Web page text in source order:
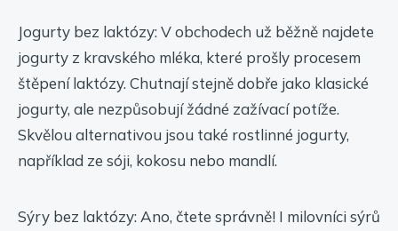
Jogurty bez laktózy: V obchodech už běžně najdete
jogurty z kravského mléka, které prošly procesem
štěpení laktózy. Chutnají stejně dobře jako klasické
jogurty, ale nezpůsobují žádné zažívací potíže.
Skvělou alternativou jsou také rostlinné jogurty,
například ze sóji, kokosu nebo mandlí.
Sýry bez laktózy: Ano, čtete správně! I milovníci sýrů